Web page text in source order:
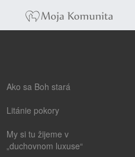
Ako sa Boh stará
Litánie pokory
My si tu žijeme v
„duchovnom luxuse“